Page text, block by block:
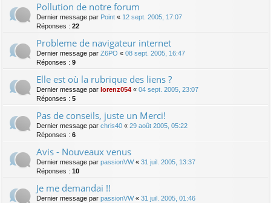
Pollution de notre forum
Dernier message par Point « 12 sept. 2005, 17:07
Réponses : 22
Probleme de navigateur internet
Dernier message par Z6PO « 08 sept. 2005, 16:47
Réponses : 9
Elle est où la rubrique des liens ?
Dernier message par lorenz054 « 04 sept. 2005, 23:07
Réponses : 5
Pas de conseils, juste un Merci!
Dernier message par chris40 « 29 août 2005, 05:22
Réponses : 6
Avis - Nouveaux venus
Dernier message par passionVW« 31 juil. 2005, 13:37
Réponses : 10
Je me demandai !!
Dernier message par passionVW« 31 juil. 2005, 01:46